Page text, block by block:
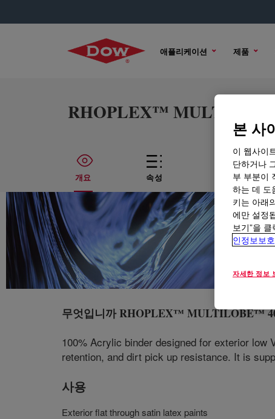
애플리케이션 제품
RHOPLEX™
개요 속성 기술적인 내용
무엇입니까RHOPLEX™ MULTILOBE™
100% Acrylic binder designed for exterior
retention, and dirt pick up resistance. It is
사용
Exterior flat through satin latex paints
본 사
이 웹사이
단하거나
부 부분이
하는 데 도
키는 아래
에만 설정
보기”을
인정보보
자세한 정보